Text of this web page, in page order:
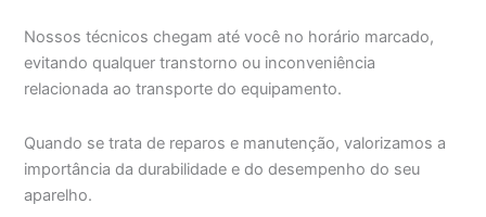
Nossos técnicos chegam até você no horário marcado,
evitando qualquer transtorno ou inconveniência
relacionada ao transporte do equipamento.
Quando se trata de reparos e manutenção, valorizamos a
importância da durabilidade e do desempenho do seu
aparelho.